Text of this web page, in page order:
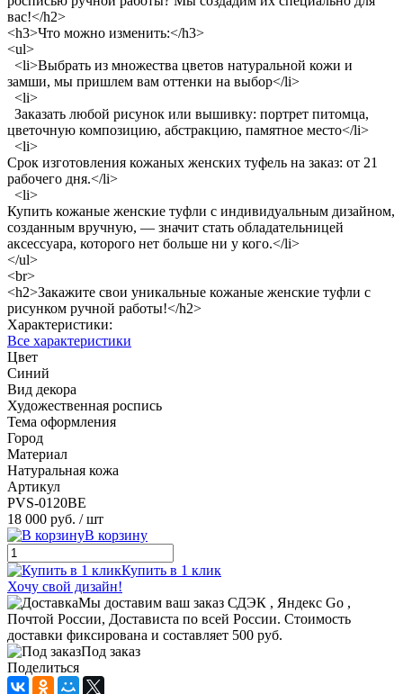
вас!</h2>
<h3>Что можно изменить:</h3>
<ul>
<li>Выбрать из множества цветов натуральной кожи и
замши, мы пришлем вам оттенки на выбор</li>
<li>
Заказать любой рисунок или вышивку: портрет питомца,
цветочную композицию, абстракцию, памятное место</li>
<li>
Срок изготовления кожаных женских туфель на заказ: от 21
рабочего дня.</li>
<li>
Купить кожаные женские туфли с индивидуальным дизайном,
созданным вручную, — значит стать обладательницей
аксессуара, которого нет больше ни у кого.</li>
</ul>
<br>
<h2>Закажите свои уникальные кожаные женские туфли с
рисунком ручной работы!</h2>
Характеристики:
Все характеристики
Цвет
Синий
Вид декора
Художественная роспись
Тема оформления
Город
Материал
Натуральная кожа
Артикул
PVS-0120BE
18 000 руб. / шт
В корзину
Купить в 1 клик
Хочу свой дизайн!
Мы доставим ваш заказ СДЭК , Яндекс Go ,
Почтой России, Достависта по всей России. Стоимость
доставки фиксирована и составляет 500 руб.
Под заказ
Поделиться